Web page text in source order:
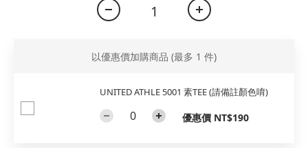
以優惠價加購商品 (最多 1 件)
UNITED ATHLE 5001 素TEE (請備註顏色唷)
優惠價 NT$190